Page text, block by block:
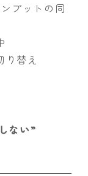
プットの同
り替え
ない”